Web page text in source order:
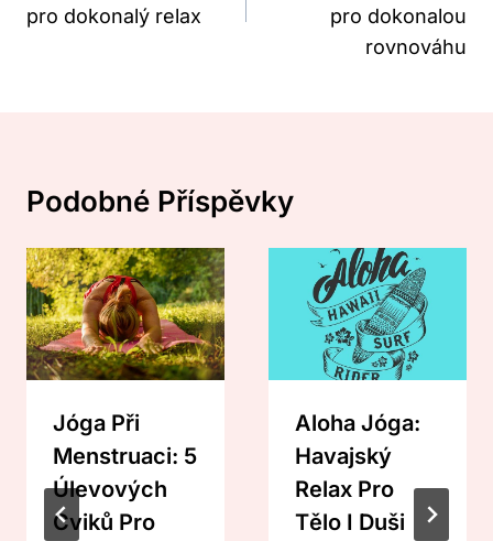
pro dokonalý relax
pro dokonalou
rovnováhu
Podobné Příspěvky
Jóga Při
Menstruaci: 5
Úlevových
Cviků Pro
Aloha Jóga:
Havajský
Relax Pro
Tělo I Duši